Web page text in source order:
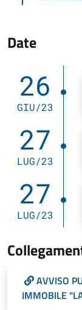
Date
26
GIU/23
27
LUG/23
27
LUG/23
AVVISO
IMMOBILE